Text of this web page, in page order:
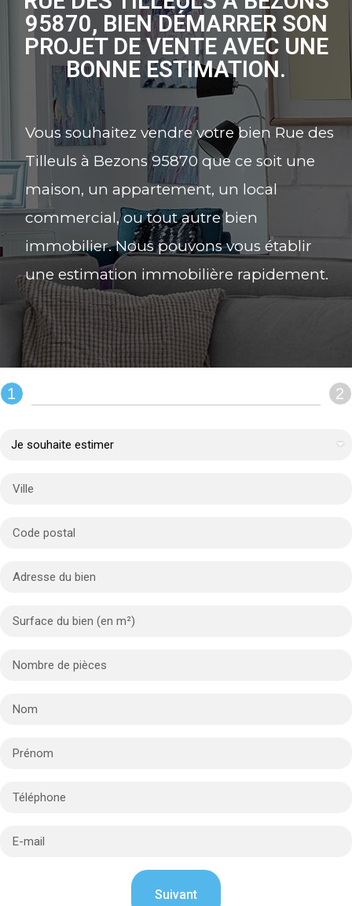
95870, BIEN DÉMARRER SON
PROJET DE VENTE AVEC UNE
BONNE ESTIMATION.
Vous souhaitez vendre votre bien Rue des
Tilleuls à Bezons 95870 que ce soit une
maison, un appartement, un local
commercial, ou tout autre bien
immobilier. Nous pouvons vous établir
une estimation immobilière rapidement.
REMPLIR LE FORMULAIRE :
1 2